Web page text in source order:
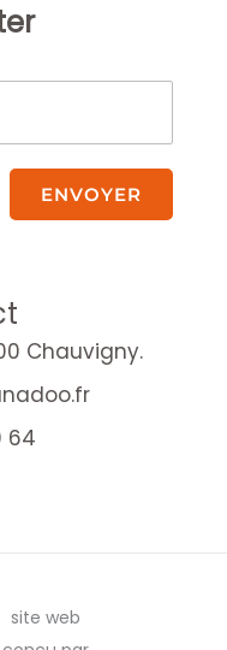
ENVOYER
Chauvigny.
64
site web